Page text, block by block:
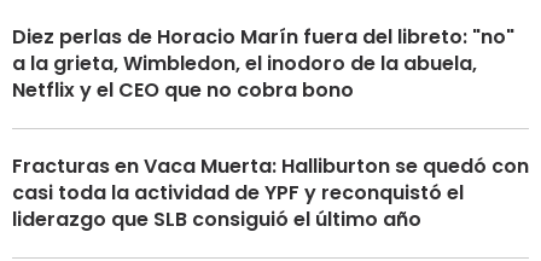
Diez perlas de Horacio Marín fuera del libreto: "no"
a la grieta, Wimbledon, el inodoro de la abuela,
Netflix y el CEO que no cobra bono
Fracturas en Vaca Muerta: Halliburton se quedó con
casi toda la actividad de YPF y reconquistó el
liderazgo que SLB consiguió el último año